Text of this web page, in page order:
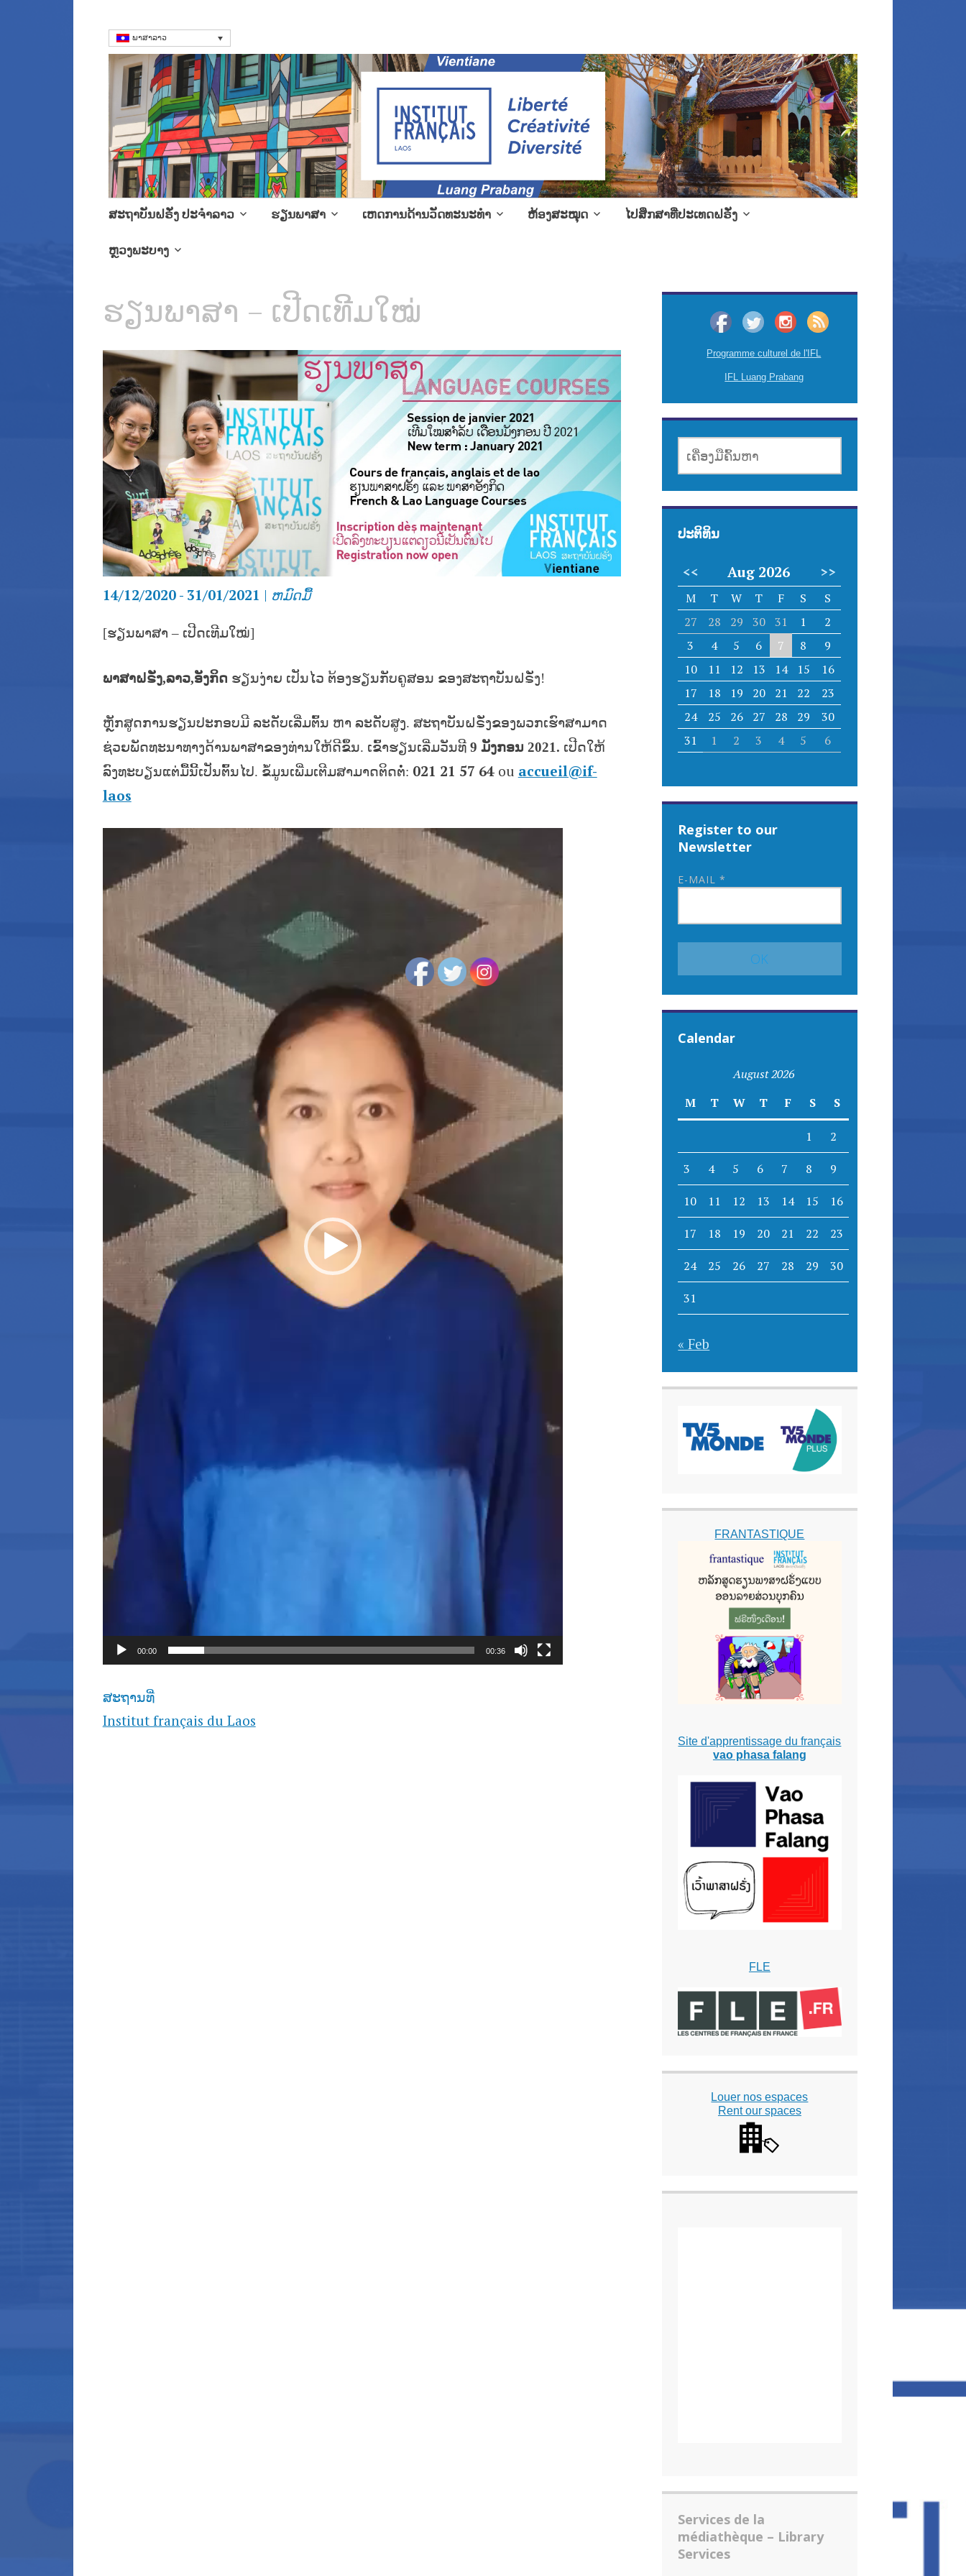
ພາສາລາວ
ສະຖາບັນຝຣັ່ງ
Language Courses & cultral events in Laos
Skip
content
ສະຖາບັນຝຣັ່ງ ປະຈໍາລາວ ຮຽນພາສາ ເຫດການດ້ານວັດທະນະທຳ ຫ້ອງສະໝຸດ ໄປສຶກສາທີ່ປະເທດຝຣັ່ງ
ຫຼວງພະບາງ
ຮຽນພາສາ – ເປີດເທີມໃໝ່
14/12/2020 - 31/01/2021 | ຫມົດ​ມື້
[ຮຽນພາສາ – ເປີດເທີມໃໝ່]
ພາສາຝຣັ່ງ,ລາວ,ອັງກິດ ຮຽນງ່າຍ ເປັນໄວ ຕ້ອງຮຽນກັບຄູສອນ ຂອງສະຖາບັນຝຣັ່ງ!
ຫຼັກສູດການຮຽນປະກອບມີ ລະດັບເລີ່ມຕົ້ນ ຫາ ລະດັບສູງ. ສະຖາບັນຝຣັ່ງຂອງພວກເຮົາສາມາດ
ຊ່ວຍພັດທະນາທາງດ້ານພາສາຂອງທ່ານໃຫ້ດີຂຶ້ນ. ເຂົ້າຮຽນເລີ່ມວັນທີ 9 ມັງກອນ 2021. ເປີດໃຫ້
ລົງທະບຽນແຕ່ມື້ນີ້ເປັນຕົ້ນໄປ. ຂໍ້ມູນເພີ່ມເຕີມສາມາດຕິດຕໍ່່: 021 21 57 64ou accueil@if-
laos
00:00 00:36
ສະຖານທີ່
Institut français du Laos
Programme culturel de l'IFL
IFL Luang Prabang
ເຄື່ອງມື
ຄົ້ນຫາ
ປະຕິທິນ
<< Aug 2026 >>
M T W T F S
S
27
28 29 30 31 1
2
3
4 5 6 7 8
9
10
11 12 13 14 15
16
17
18 19 20 21 22
23
24
25 26 27 28 29
30
31
1 2 3 4 5 6
Register to our
Newsletter
E-MAIL*
Calendar
August 2026
M
T W T F S S
1 2
3 4 5 6 7 8 9
10 11 12 13 14 15 16
17 18 19 20 21 22 23
24 25 26 27 28 29 30
31
« Feb
FRANTASTIQUE
Site d'apprentissage du français
vao phasa falang
FLE
Louer nos espaces
Rent our spaces
Services de la
médiathèque – Library
Services